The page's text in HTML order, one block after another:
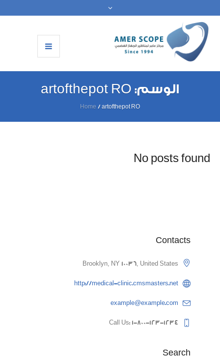
الوسم: artofthepot RO
Home / artofthepot RO
No posts found
Contacts
Brooklyn, NY 10036, United States
http://medical-clinic.cmsmasters.net
example@example.com
Call Us: 1-800-123-1234
Search